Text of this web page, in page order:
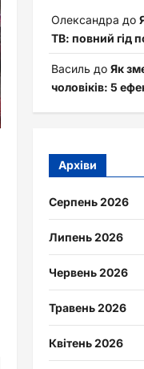
Олександра до
ТВ: повний гід
Василь до Як
чоловіків: 5
Архіви
Серпень 2026
Липень 2026
Червень 2026
Травень 2026
Квітень 2026